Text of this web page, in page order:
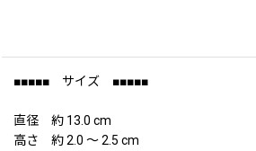
■■■■■ サイズ ■■■■■
直径 約 13.0 cm
高さ 約 2.0 〜 2.5 cm